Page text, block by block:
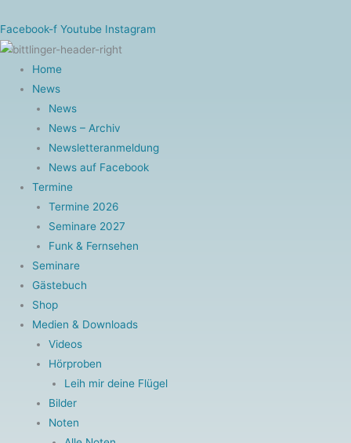
Inhalt
springen
Facebook-f Youtube Instagram
Home
News
News
News – Archiv
Newsletteranmeldung
News auf Facebook
Termine
Termine 2026
Seminare 2027
Funk & Fernsehen
Seminare
Gästebuch
Shop
Medien & Downloads
Videos
Hörproben
Leih mir deine Flügel
Bilder
Noten